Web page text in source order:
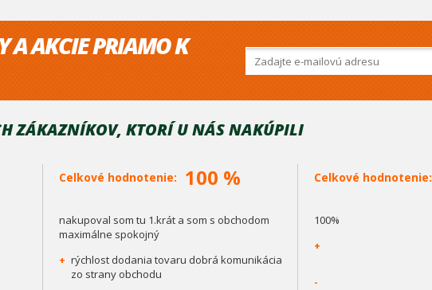
A AKCIE PRIAMO K
ZÁKAZNÍKOV, KTORÍ U NÁS NAKÚPILI
Celkové hodnotenie: 100 %
nakupoval som tu 1.krát a som s obchodom
maximálne spokojný
+ rýchlost dodania tovaru dobrá komunikácia
zo strany obchodu
Celkové hodnotenie:
100%
+
-